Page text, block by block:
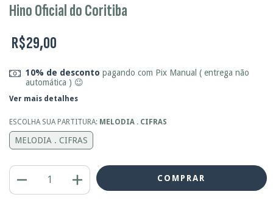
Hino Oficial do Coritiba
R$29,00
10% de desconto pagando com Pix Manual ( entrega não
automática ) 😉
Ver mais detalhes
ESCOLHA SUA PARTITURA: MELODIA . CIFRAS
MELODIA . CIFRAS